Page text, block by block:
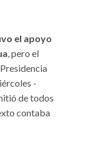
el apoyo
, pero el
-
de todos
contaba